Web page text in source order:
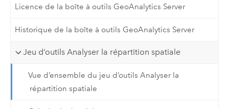
Licence de la boîte à outils GeoAnalytics Server
Historique de la boîte à outils GeoAnalytics Server
Jeu d’outils Analyser la répartition spatiale
Vue d’ensemble du jeu d’outils Analyser la
répartition spatiale